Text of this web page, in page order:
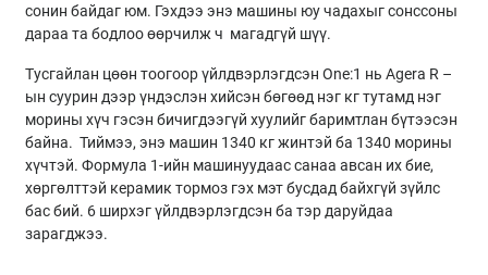
сонин байдаг юм. Гэхдээ энэ машины юу чадахыг сонссоны
дараа та бодлоо өөрчилж ч магадгүй шүү.
Тусгайлан цөөн тоогоор үйлдвэрлэгдсэн One:1 нь Agera R –
ын суурин дээр үндэслэн хийсэн бөгөөд нэг кг тутамд нэг
морины хүч гэсэн бичигдээгүй хуулийг баримтлан бүтээсэн
байна. Тиймээ, энэ машин 1340 кг жинтэй ба 1340 морины
хүчтэй. Формула 1-ийн машинуудаас санаа авсан их бие,
хөргөлттэй керамик тормоз гэх мэт бусдад байхгүй зүйлс
бас бий. 6 ширхэг үйлдвэрлэгдсэн ба тэр даруйдаа
зарагджээ.